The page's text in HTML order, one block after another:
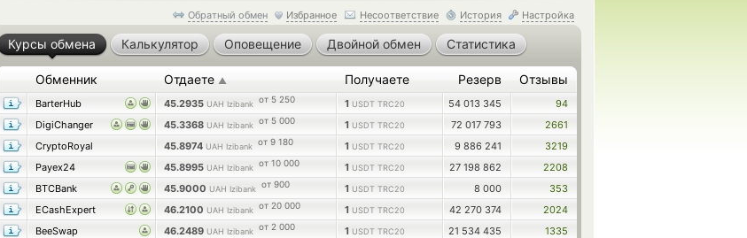
Обратный обмен Избранное Несоответствие История Настройка
Курсы обмена Калькулятор Оповещение Двойной обмен Статистика
Обменник Отдаете ▲ Получаете Резерв Отзывы
BarterHub 45.2935 UAH Izibank от 5 250 1 USDT TRC20 54 013 345
94
DigiChanger
45.3368 UAH Izibank от 5 000 1 USDT TRC20 72 017 793
2661
CryptoRoyal
45.8974 UAH Izibank от 9 180 1 USDT TRC20 9 886 241
3219
Payex24
45.8995 UAH Izibank от 10 000 1 USDT TRC20 27 198 862
2208
BTCBank
45.9000 UAH Izibank от 900 1 USDT TRC20 8 000
353
ECashExpert
46.2100 UAH Izibank от 20 000 1 USDT TRC20 42 270 374
2024
BeeSwap
46.2489 UAH Izibank от 2 000 1 USDT TRC20 21 534 435
1335